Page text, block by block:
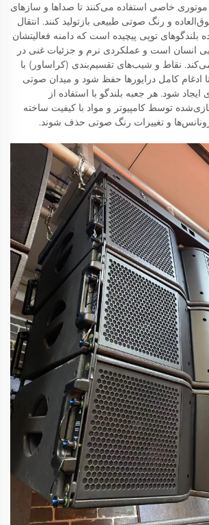
خاصی استفاده می‌کنند تا صداها و سازهای
و رنگ صوتی طبیعی بازتولید کنند. انتقال
بلندگوهای توپی پیچیده است که دامنه فعالیتشان
انسان است و عملکردی نرم و جزئیات غنی در
نقاط و شیب‌های تقسیم‌بندی (کراساور) با
ادغام کامل درایورها حفظ شود و میدان صوتی
شود. هر جعبه بلندگو با استفاده از
توسط کامپیوتر و مواد با کیفیت ساخته
و تغییرات رنگ صوتی حذف شوند.